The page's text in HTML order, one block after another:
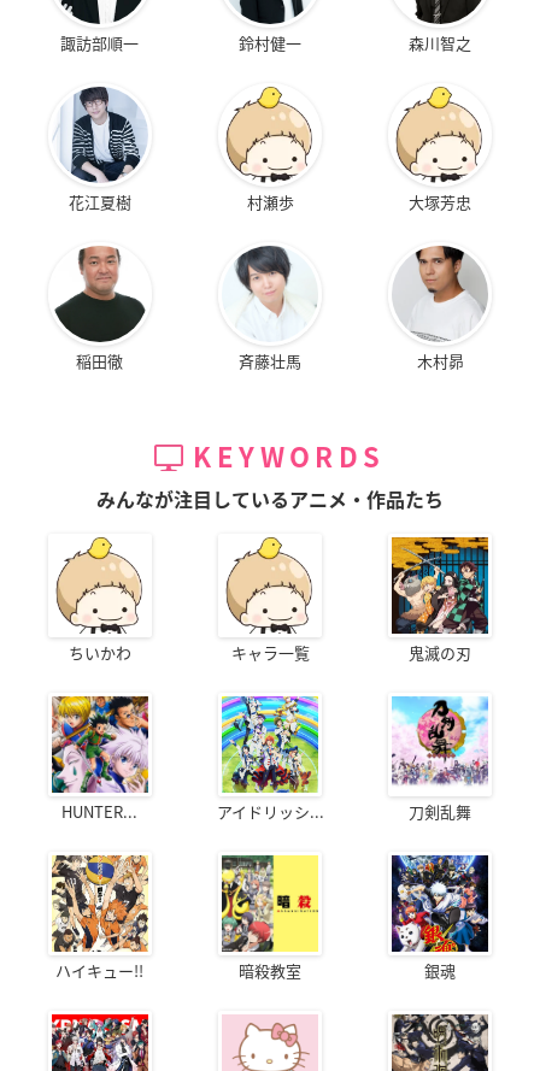
諏訪部順一 鈴村健一 森川智之
花江夏樹 村瀬歩 大塚芳忠
稲田徹 斉藤壮馬 木村昴
KEYWORDS
みんなが注目しているアニメ・作品たち
ちいかわ キャラ一覧 鬼滅の刃
HUNTER... アイドリッシ... 刀剣乱舞
ハイキュー!! 暗殺教室 銀魂